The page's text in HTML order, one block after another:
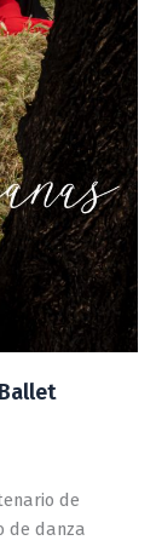
de
de danza